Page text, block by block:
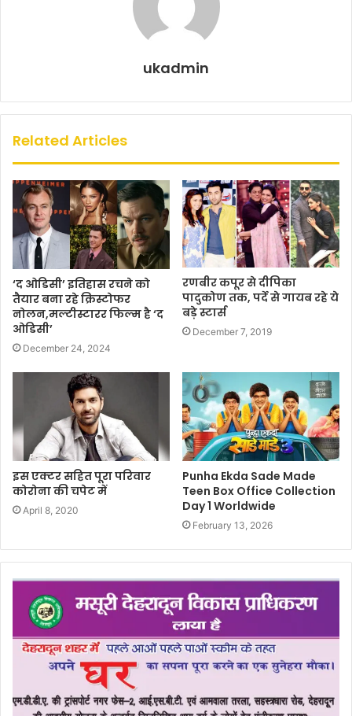
ukadmin
Related Articles
‘द ओडिसी’ इतिहास रचने को
तैयार बना रहे क्रिस्टोफर
नोलन,मल्टीस्टारर फिल्म है ‘द
ओडिसी’
December 24, 2024
रणबीर कपूर से दीपिका
पादुकोण तक, पर्दे से गायब रहे ये
बड़े स्टार्स
December 7, 2019
इस एक्टर सहित पूरा परिवार
कोरोना की चपेट में
April 8, 2020
Punha Ekda Sade Made
Teen Box Office Collection
Day 1 Worldwide
February 13, 2026